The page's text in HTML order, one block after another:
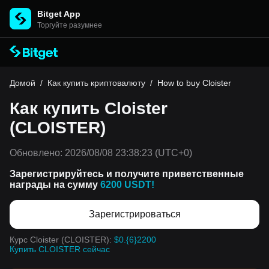
Bitget App
Торгуйте разумнее
Домой / Как купить криптовалюту / How to buy Cloister
Как купить Cloister
(CLOISTER)
Обновлено: 2026/08/08 23:38:23 (UTC+0)
Зарегистрируйтесь и получите приветственные
награды на сумму 6200 USDT!
Зарегистрироваться
Курс Cloister (CLOISTER): $0.{6}2200
Купить CLOISTER сейчас